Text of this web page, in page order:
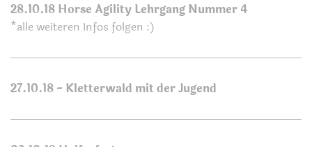
28.10.18 Horse Agility Lehrgang Nummer 4
*alle weiteren Infos folgen :)
27.10.18 - Kletterwald mit der Jugend